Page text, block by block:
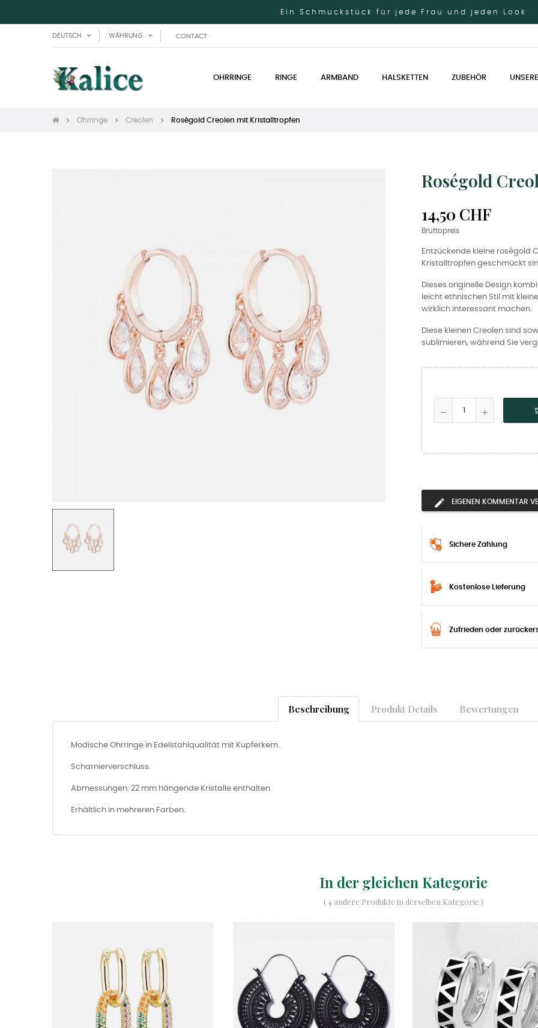
Ein Schmuckstück für jede Frau und jeden Look
DEUTSCH WÄHRUNG CONTACT
OHRRINGE RINGE ARMBAND HALSKETTEN ZUBEHÖR
Ohrringe Creolen Roségold Creolen mit Kristalltropfen
Roségold
14,50 CHF
Bruttopreis
Entzückende kleine roségold
Kristalltropfen geschmückt
Dieses originelle Design
leicht ethnischen Stil mit
wirklich interessant machen.
Diese kleinen Creolen sind
sublimieren, während Sie
EIGENEN KOMMENTAR
Sichere Zahlung
Kostenlose Lieferung
Zufrieden oder
Beschreibung Produkt Details Bewertungen
Modische Ohrringe in Edelstahlqualität mit Kupferkern.
Scharnierverschluss.
Abmessungen: 22 mm hängende Kristalle enthalten
Erhältlich in mehreren Farben.
In der gleichen Kategorie
( 4 andere Produkte in derselben Kategorie )